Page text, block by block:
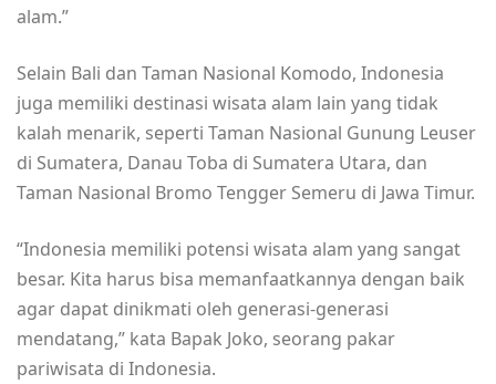
alam.”
Selain Bali dan Taman Nasional Komodo, Indonesia
juga memiliki destinasi wisata alam lain yang tidak
kalah menarik, seperti Taman Nasional Gunung Leuser
di Sumatera, Danau Toba di Sumatera Utara, dan
Taman Nasional Bromo Tengger Semeru di Jawa Timur.
“Indonesia memiliki potensi wisata alam yang sangat
besar. Kita harus bisa memanfaatkannya dengan baik
agar dapat dinikmati oleh generasi-generasi
mendatang,” kata Bapak Joko, seorang pakar
pariwisata di Indonesia.